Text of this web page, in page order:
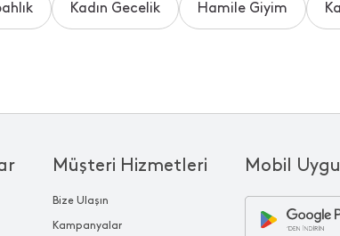
Kadın Gecelik Hamile Giyim
Müşteri Hizmetleri
Bize Ulaşın
Kampanyalar
Mobil